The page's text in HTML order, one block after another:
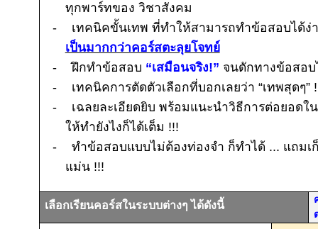
ทุกพาร์ทของ วิชาสังคม
-
เทคนิคขั้นเทพ ที่ทำให้สามารถทำข้อสอบได้ง่
เป็นมากกว่าคอร์สตะลุยโจทย์
-
ฝึกทำข้อสอบ “เสมือนจริง!” จนดักทางข้อสอ
-
เทคนิคการตัดตัวเลือกที่บอกเลยว่า “เทพสุดๆ”
-
เฉลยละเอียดยิบ พร้อมแนะนำวิธีการต่อยอดใ
ให้ทำยังไงก็ได้เต็ม !!!
-
ทำข้อสอบแบบไม่ต้องท่องจำ ก็ทำได้ ... แถมเ
แม่น !!!
เลือกเรียนคอร์สในระบบต่างๆ ได้ดังนี้